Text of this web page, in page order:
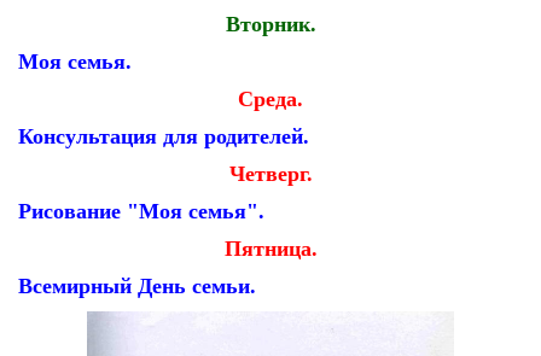
Вторник.
Моя семья.
Среда.
Консультация для родителей.
Четверг.
Рисование "Моя семья".
Пятница.
Всемирный День семьи.